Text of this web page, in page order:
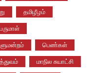
தமிழீழம்
பெண்கள்
மாநில சுயாட்சி